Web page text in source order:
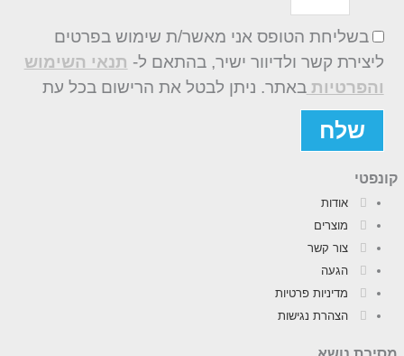
בשליחת הטופס אני מאשר/ת שימוש בפרטים
ליצירת קשר ולדיוור ישיר, בהתאם ל- תנאי השימוש
והפרטיות באתר. ניתן לבטל את הרישום בכל עת
שלח
קונפטי
אודות
מוצרים
צור קשר
הגעה
מדיניות פרטיות
הצהרת נגישות